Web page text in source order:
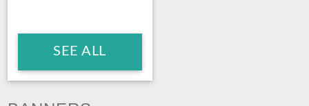
SEE ALL